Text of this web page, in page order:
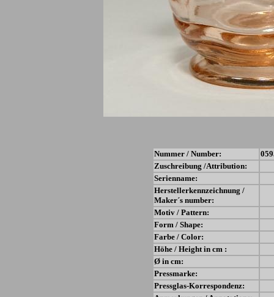
Nummer / Number:
Zuschreibung /Attribution:
Serienname:
Herstellerkennzeichnung /
Maker´s number:
Motiv / Pattern:
Form / Shape:
Farbe / Color:
Höhe / Height in cm :
Ø in cm:
Pressmarke:
Pressglas-Korrespondenz: